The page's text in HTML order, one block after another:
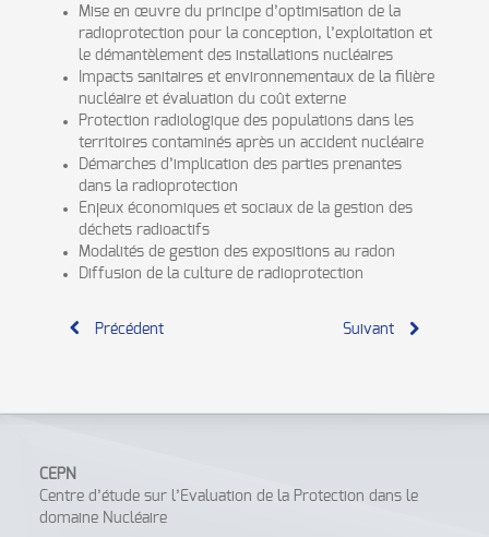
Mise en œuvre du principe d’optimisation de la
radioprotection pour la conception, l’exploitation et
le démantèlement des installations nucléaires
Impacts sanitaires et environnementaux de la filière
nucléaire et évaluation du coût externe
Protection radiologique des populations dans les
territoires contaminés après un accident nucléaire
Démarches d’implication des parties prenantes
dans la radioprotection
Enjeux économiques et sociaux de la gestion des
déchets radioactifs
Modalités de gestion des expositions au radon
Diffusion de la culture de radioprotection
Précédent Suivant
CEPN
Centre d’étude sur l’Evaluation de la Protection dans le
domaine Nucléaire